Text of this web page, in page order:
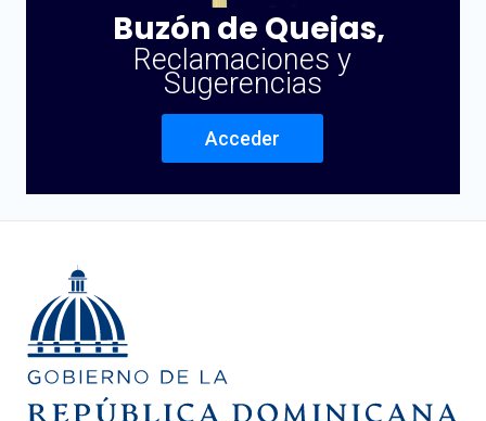
Buzón de Quejas,
Reclamaciones y
Sugerencias
Acceder